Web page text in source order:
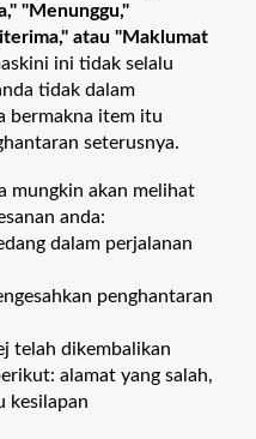
"Menunggu,"
atau "Maklumat
ini tidak selalu
tidak dalam
bermakna item itu
seterusnya.
mungkin akan melihat
anda:
dalam perjalanan
penghantaran
telah dikembalikan
alamat yang salah,
kesilapan